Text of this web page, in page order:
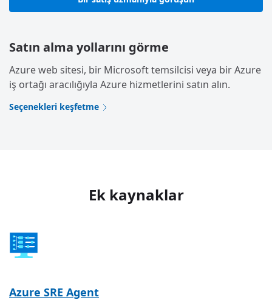
Satın alma yollarını görme
Azure web sitesi, bir Microsoft temsilcisi veya bir Azure
iş ortağı aracılığıyla Azure hizmetlerini satın alın.
Seçenekleri keşfetme
Ek kaynaklar
Azure SRE Agent